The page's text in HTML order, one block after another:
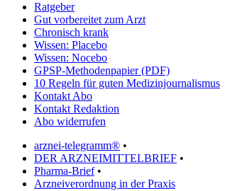
Ratgeber
Gut vorbereitet zum Arzt
Chronisch krank
Wissen: Placebo
Wissen: Nocebo
GPSP-Methodenpapier (PDF)
10 Regeln für guten Medizinjournalismus
Kontakt Abo
Kontakt Redaktion
Abo widerrufen
arznei-telegramm® •
DER ARZNEIMITTELBRIEF •
Pharma-Brief•
Arzneiverordnung in der Praxis